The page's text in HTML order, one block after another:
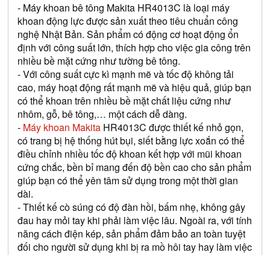
- Máy khoan bê tông Makita HR4013C là loại máy
khoan động lực được sản xuất theo tiêu chuẩn công
nghệ Nhật Bản. Sản phẩm có động cơ hoạt động ổn
định với công suất lớn, thích hợp cho việc gia công trên
nhiều bề mặt cứng như tường bê tông.
- Với công suất cực kì mạnh mẽ và tốc độ không tải
cao, máy hoạt động rất mạnh mẽ và hiệu quả, giúp bạn
có thể khoan trên nhiều bề mặt chất liệu cứng như
nhôm, gỗ, bê tông,… một cách dễ dàng.
- Máy khoan Makita HR4013C được thiết kế nhỏ gọn,
có trang bị hệ thống hút bụi, siết bằng lực xoắn có thể
điều chỉnh nhiều tốc độ khoan kết hợp với mũi khoan
cứng chắc, bền bỉ mang đến độ bền cao cho sản phẩm
giúp bạn có thể yên tâm sử dụng trong một thời gian
dài.
- Thiết kế cò súng có độ đàn hồi, bấm nhẹ, không gây
đau hay mỏi tay khi phải làm việc lâu. Ngoài ra, với tính
năng cách điện kép, sản phẩm đảm bảo an toàn tuyệt
đối cho người sử dụng khi bị ra mồ hôi tay hay làm việc